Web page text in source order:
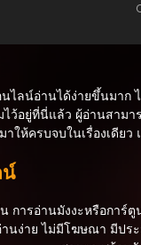
ไลน์อ่านได้ง่ายขึ้นมาก
อยู่ที่นี่แล้ว ผู้อ่านสามา
าให้ครบจบในเรื่องเดีย
การอ่านมังงะหรือกา
นง่าย ไม่มีโฆษณา มีป